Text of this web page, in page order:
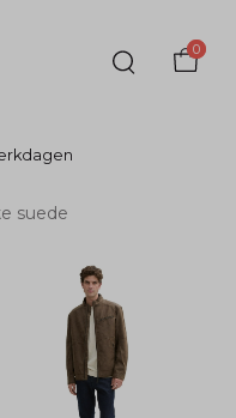
0
suede